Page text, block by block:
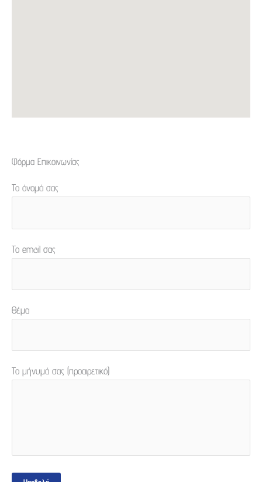
Φόρμα Επικοινωνίας
Το όνομά σας
Το email σας
Θέμα
Το μήνυμά σας (προαιρετικό)